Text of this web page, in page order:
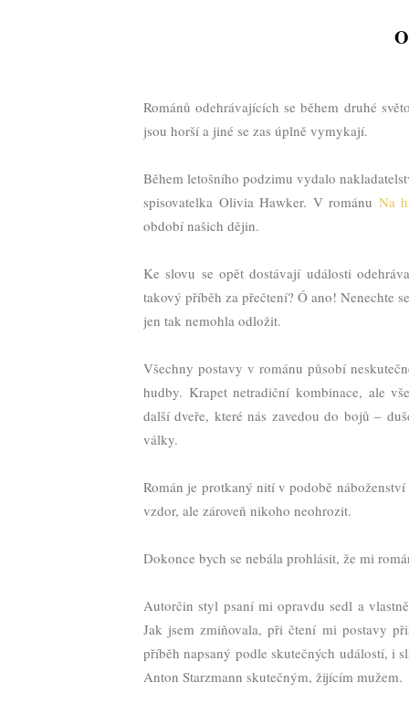
Románů odehrávajících se během druhé
jsou horší a jiné se zas úplně vymykají.
Během letošního podzimu vydalo
spisovatelka Olivia Hawker. V románu Na
období našich dějin.
Ke slovu se opět dostávají události
takový příběh za přečtení? Ó ano! Nenechte
jen tak nemohla odložit.
Všechny postavy v románu působí
hudby. Krapet netradiční kombinace, ale
další dveře, které nás zavedou do bojů –
války.
Román je protkaný nití v podobě
vzdor, ale zároveň nikoho neohrozit.
Dokonce bych se nebála prohlásit, že mi
Autorčin styl psaní mi opravdu sedl a
Jak jsem zmiňovala, při čtení mi postavy
příběh napsaný podle skutečných událostí, i
Anton Starzmann skutečným, žijícím mužem.